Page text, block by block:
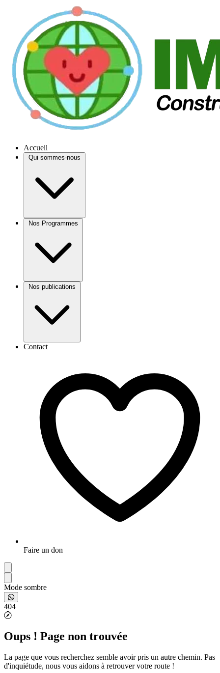
Accueil
Qui sommes-nous
Nos Programmes
Nos publications
Contact
Faire un don
Mode sombre
404
Oups ! Page non trouvée
La page que vous recherchez semble avoir pris un autre chemin. Pas
d'inquiétude, nous vous aidons à retrouver votre route !